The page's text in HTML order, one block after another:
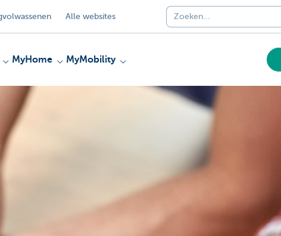
Alle websites
MyHome MyMobility